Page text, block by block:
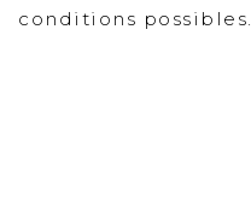
conditions possibles.